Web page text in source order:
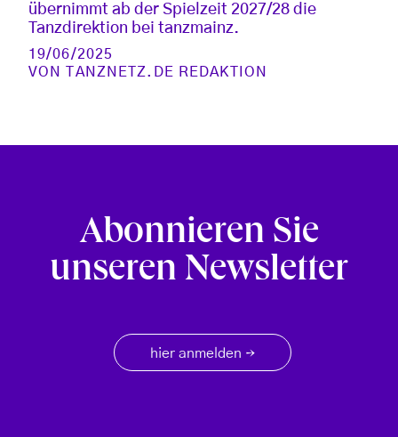
übernimmt ab der Spielzeit 2027/28 die
Tanzdirektion bei tanzmainz.
19/06/2025
VON
TANZNETZ.DE REDAKTION
Abonnieren Sie
unseren Newsletter
hier anmelden →